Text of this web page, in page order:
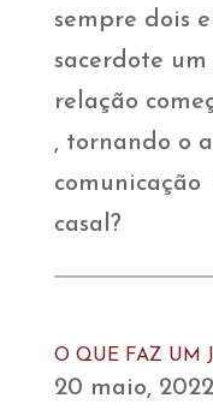
sempre dois
sacerdote
relação
, tornando o
casal?
O QUE FAZ UM
20 maio, 2022